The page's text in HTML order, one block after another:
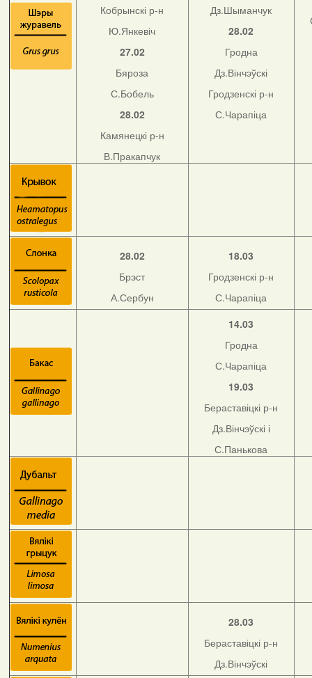
Кобрынскі р-н
Ю.Янкевіч
27.02
Бяроза
С.Бобель
28.02
Камянецкі р-н
В.Пракапчук
Дз.Шыманчук
28.02
Гродна
Дз.Вінчэўскі
Гродзенскі р-н
С.Чарапіца
28.02
Брэст
А.Сербун
18.03
Гродзенскі р-н
С.Чарапіца
14.03
Гродна
С.Чарапіца
19.03
Бераставіцкі р-н
Дз.Вінчэўскі і
С.Панькова
28.03
Бераставіцкі р-н
Дз.Вінчэўскі